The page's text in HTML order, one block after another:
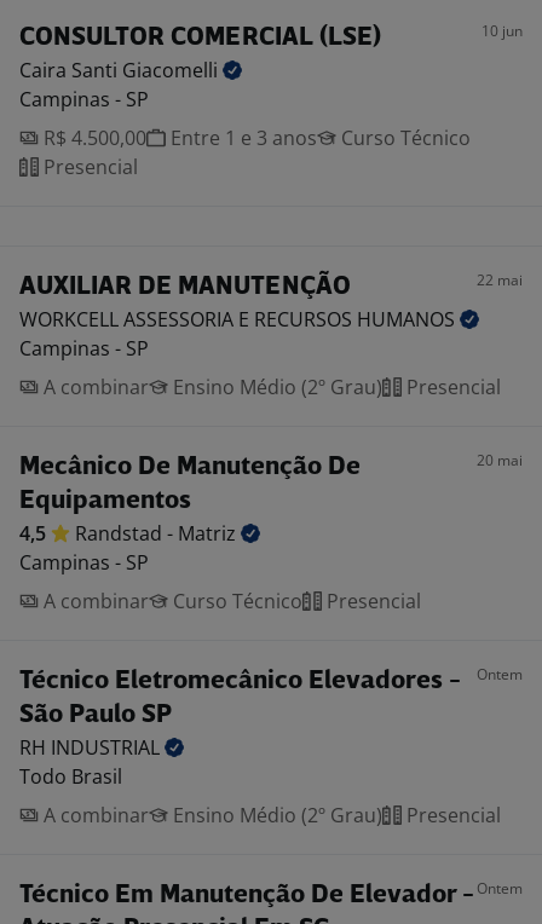
CONSULTOR COMERCIAL (LSE) 10 jun
Caira Santi Giacomelli
Campinas - SP
R$ 4.500,00
Entre 1 e 3 anos
Curso Técnico
Presencial
AUXILIAR DE MANUTENÇÃO 22 mai
WORKCELL ASSESSORIA E RECURSOS HUMANOS
Campinas - SP
A combinar
Ensino Médio (2º Grau) Presencial
Mecânico De Manutenção De
Equipamentos
20 mai
4,5 Randstad - Matriz
Campinas - SP
A combinar
Curso Técnico Presencial
Técnico Eletromecânico Elevadores -
São Paulo SP
Ontem
RH INDUSTRIAL
Todo Brasil
A combinar
Ensino Médio (2º Grau) Presencial
Técnico Em Manutenção De Elevador - Ontem